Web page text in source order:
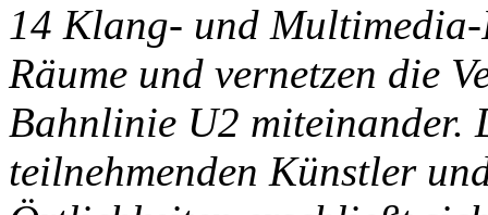
14 Klang- und
Räume und vernetzen die
Bahnlinie U2 miteinander.
teilnehmenden Künstler